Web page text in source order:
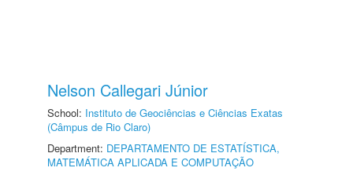
Nelson Callegari Júnior
School: Instituto de Geociências e Ciências Exatas
(Câmpus de Rio Claro)
Department: DEPARTAMENTO DE ESTATÍSTICA,
MATEMÁTICA APLICADA E COMPUTAÇÃO